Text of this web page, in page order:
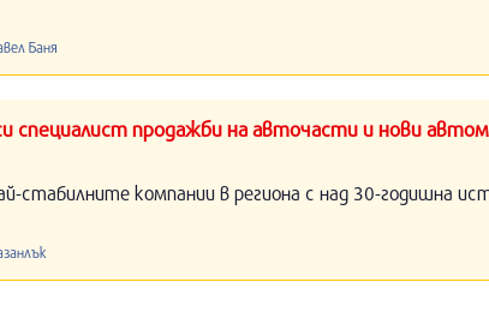
Баня
продажби на авточасти и нови
стабилните компании в региона с над 30-годишна